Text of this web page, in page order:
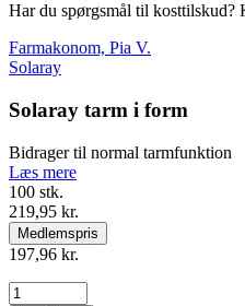
Har du spørgsmål til kosttilskud?
Farmakonom, Pia V.
Solaray
Solaray tarm i form
Bidrager til normal tarmfunktion
Læs mere
100 stk.
219,95 kr.
Medlemspris
197,96 kr.